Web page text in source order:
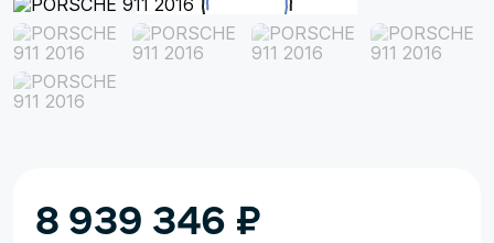
8 939 346 ₽